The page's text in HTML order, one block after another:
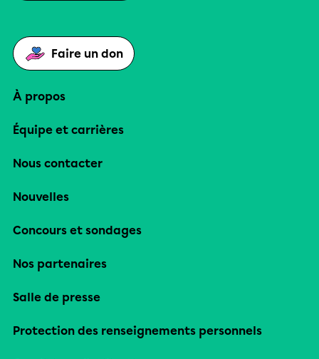
Faire un don
À propos
Équipe et carrières
Nous contacter
Nouvelles
Concours et sondages
Nos partenaires
Salle de presse
Protection des renseignements personnels